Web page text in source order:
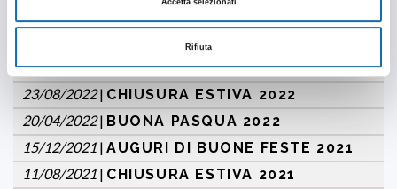
Rifiuta
AUGURI DI BUONA PASQUA 2023
05/01/2023|CHIUSURA NATALIZIA 2022
23/08/2022| CHIUSURA ESTIVA 2022
20/04/2022| BUONA PASQUA 2022
15/12/2021 | AUGURI DI BUONE FESTE 2021
11/08/2021 | CHIUSURA ESTIVA 2021